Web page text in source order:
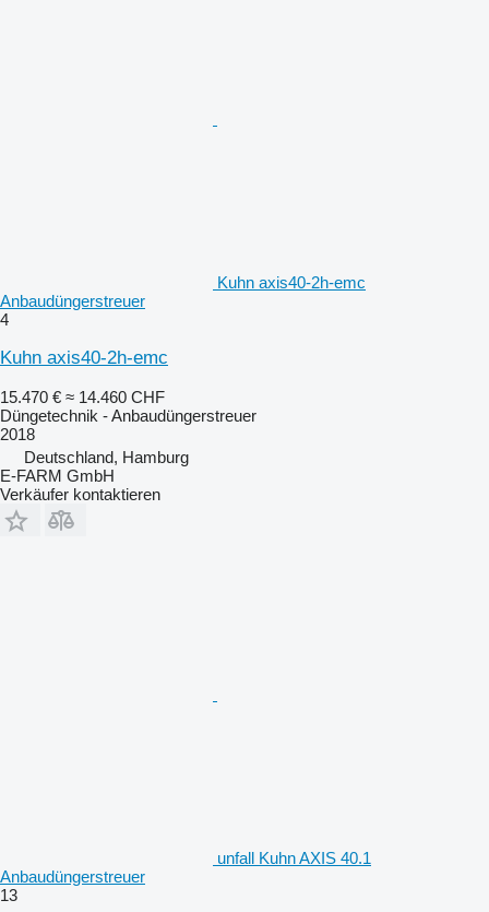
Kuhn axis40-2h-emc
Anbaudüngerstreuer
4
Kuhn axis40-2h-emc
15.470 € ≈ 14.460 CHF
Düngetechnik - Anbaudüngerstreuer
2018
Deutschland, Hamburg
E-FARM GmbH
Verkäufer kontaktieren
unfall Kuhn AXIS 40.1
Anbaudüngerstreuer
13